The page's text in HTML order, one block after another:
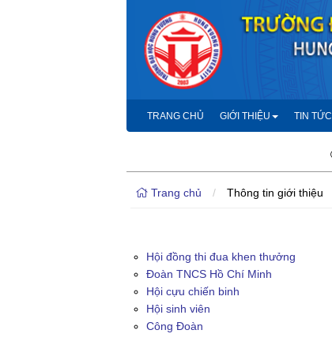
TRANG CHỦ GIỚI THIỆU TIN TỨC
Trang chủ / Thông tin giới thiệu
Hội đồng thi đua khen thưởng
Đoàn TNCS Hồ Chí Minh
Hội cựu chiến binh
Hội sinh viên
Công Đoàn